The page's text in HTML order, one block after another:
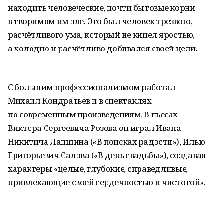
находить человеческие, почти бытовые корни
в творимом им зле. Это был человек трезвого,
расчётливого ума, который не кипел яростью,
а холодно и расчётливо добивался своей цели.
С большим профессионализмом работал
Михаил Кондратьев и в спектаклях
по современным произведениям. В пьесах
Виктора Сергеевича Розова он играл Ивана
Никитича Лапшина («В поисках радости»), Илью
Григорьевич Салова («В день свадьбы»), создавая
характеры «целые, глубокие, справедливые,
привлекающие своей сердечностью и чистотой».